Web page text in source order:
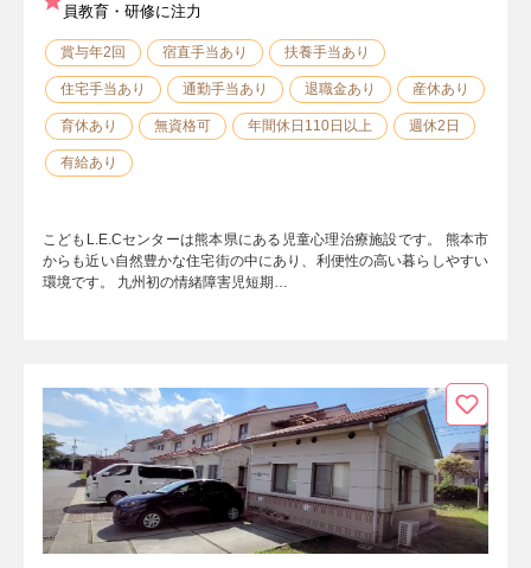
員教育・研修に注力
賞与年2回 宿直手当あり 扶養手当あり
住宅手当あり 通勤手当あり 退職金あり 産休あり
育休あり 無資格可 年間休日110日以上 週休2日
有給あり
こどもL.E.Cセンターは熊本県にある児童心理治療施設です。 熊本市
からも近い自然豊かな住宅街の中にあり、利便性の高い暮らしやすい
環境です。 九州初の情緒障害児短期…